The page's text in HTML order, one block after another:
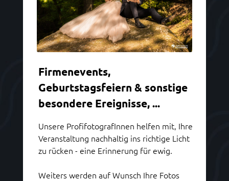
Firmenevents,
Geburtstagsfeiern & sonstige
besondere Ereignisse, ...
Unsere ProfifotografInnen helfen mit, Ihre
Veranstaltung nachhaltig ins richtige Licht
zu rücken - eine Erinnerung für ewig.
Weiters werden auf Wunsch Ihre Fotos